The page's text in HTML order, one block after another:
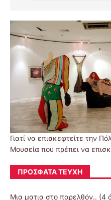
Γιατί να επισκεφτείτε την
Μουσεία που πρέπει να
ΠΡΌΣΦΑΤΑ ΤΕΎΧΗ
Μια ματια στο παρελθόν.. (4